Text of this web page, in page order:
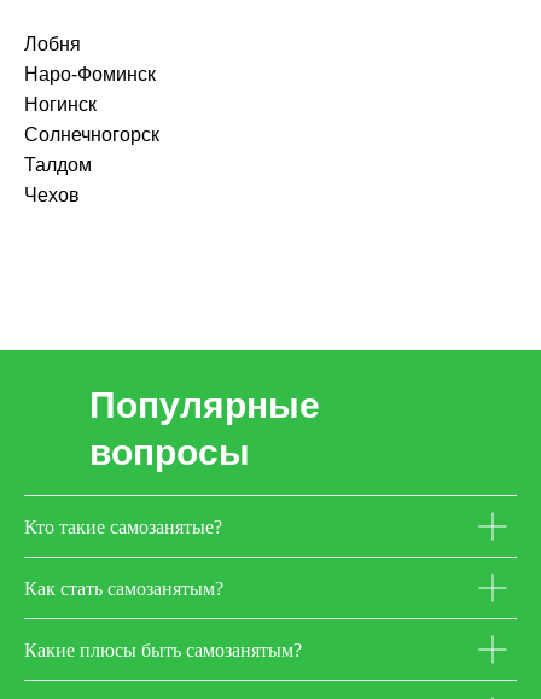
Лобня
Наро-Фоминск
Ногинск
Солнечногорск
Талдом
Чехов
Популярные
вопросы
Кто такие самозанятые?
Как стать самозанятым?
Какие плюсы быть самозанятым?